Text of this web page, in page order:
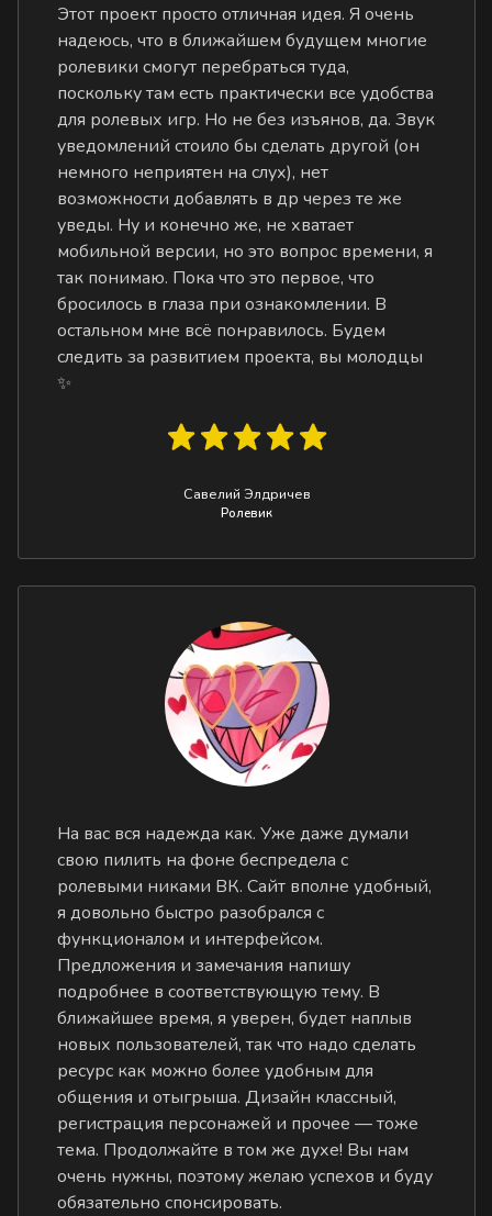
Этот проект просто отличная идея. Я очень
надеюсь, что в ближайшем будущем многие
ролевики смогут перебраться туда,
поскольку там есть практически все удобства
для ролевых игр. Но не без изъянов, да. Звук
уведомлений стоило бы сделать другой (он
немного неприятен на слух), нет
возможности добавлять в др через те же
уведы. Ну и конечно же, не хватает
мобильной версии, но это вопрос времени, я
так понимаю. Пока что это первое, что
бросилось в глаза при ознакомлении. В
остальном мне всё понравилось. Будем
следить за развитием проекта, вы молодцы
✨
Савелий Элдричев
Ролевик
На вас вся надежда как. Уже даже думали
свою пилить на фоне беспредела с
ролевыми никами ВК. Сайт вполне удобный,
я довольно быстро разобрался с
функционалом и интерфейсом.
Предложения и замечания напишу
подробнее в соответствующую тему. В
ближайшее время, я уверен, будет наплыв
новых пользователей, так что надо сделать
ресурс как можно более удобным для
общения и отыгрыша. Дизайн классный,
регистрация персонажей и прочее — тоже
тема. Продолжайте в том же духе! Вы нам
очень нужны, поэтому желаю успехов и буду
обязательно спонсировать.